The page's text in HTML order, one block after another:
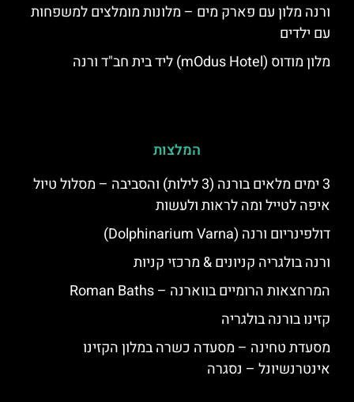
ורנה מלון עם פארק מים – מלונות מומלצים למשפחות
עם ילדים
מלון מודוס (mOdus Hotel) ליד בית חב"ד ורנה
המלצות
3 ימים מלאים בורנה (3 לילות) והסביבה – מסלול טיול
איפה לטייל ומה לראות ולעשות
דולפינריום ורנה (Dolphinarium Varna)
ורנה בולגריה קניונים & מרכזי קניות
המרחצאות הרומיים בווארנה – Roman Baths
קזינו בורנה בולגריה
מסעדת טחינה – מסעדה כשרה במלון הקזינו
אינטרנשיונל – נסגרה